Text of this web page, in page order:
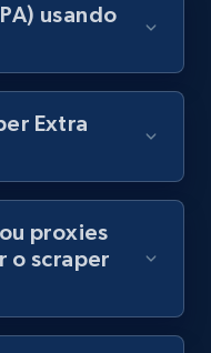
records
more.
usando
Extra
proxies
o scraper